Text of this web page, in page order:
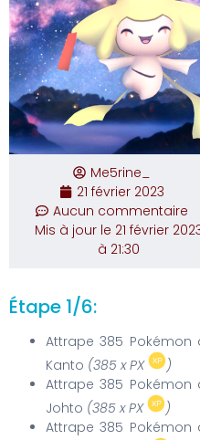
Me5rine_
21 février 2023
Aucun commentaire
Mis à jour le 21 février
à 21:30
Étape 1/6:
Attrape 385
Kanto (385 x PX
)
Attrape 385
Johto (385 x PX
)
Attrape 385